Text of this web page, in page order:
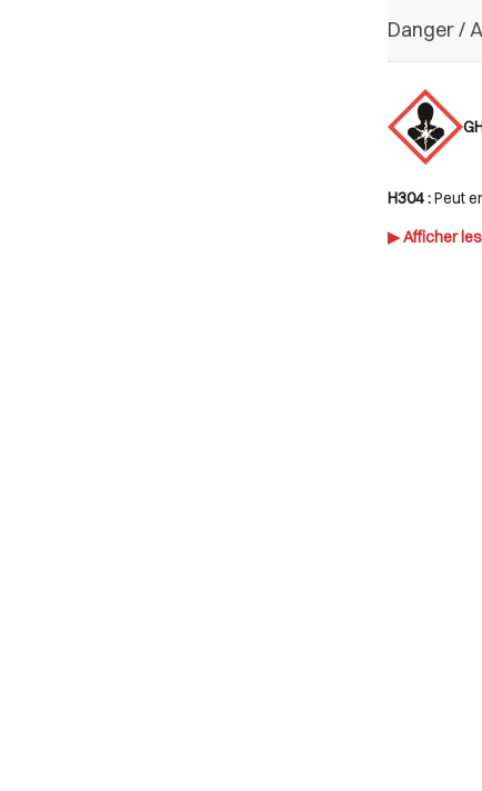
Danger /
H304 :Peut
▶ Afficher